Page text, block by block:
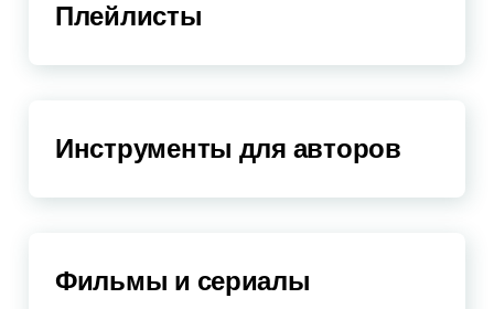
Плейлисты
Инструменты для авторов
Фильмы и сериалы